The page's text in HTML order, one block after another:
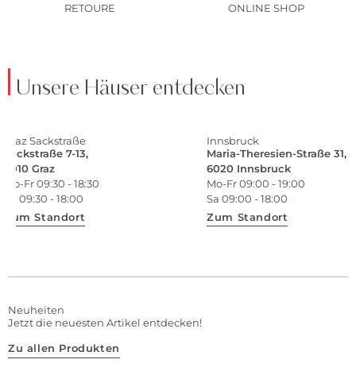
RETOURE
ONLINE SHOP
Unsere Häuser entdecken
Graz Sackstraße
Sackstraße 7-13,
8010 Graz
Mo-Fr 09:30 - 18:30
Sa 09:30 - 18:00
Zum Standort
Innsbruck
Maria-Theresien-Straße 31,
6020 Innsbruck
Mo-Fr 09:00 - 19:00
Sa 09:00 - 18:00
Zum Standort
Neuheiten
Jetzt die neuesten Artikel entdecken!
Zu allen Produkten